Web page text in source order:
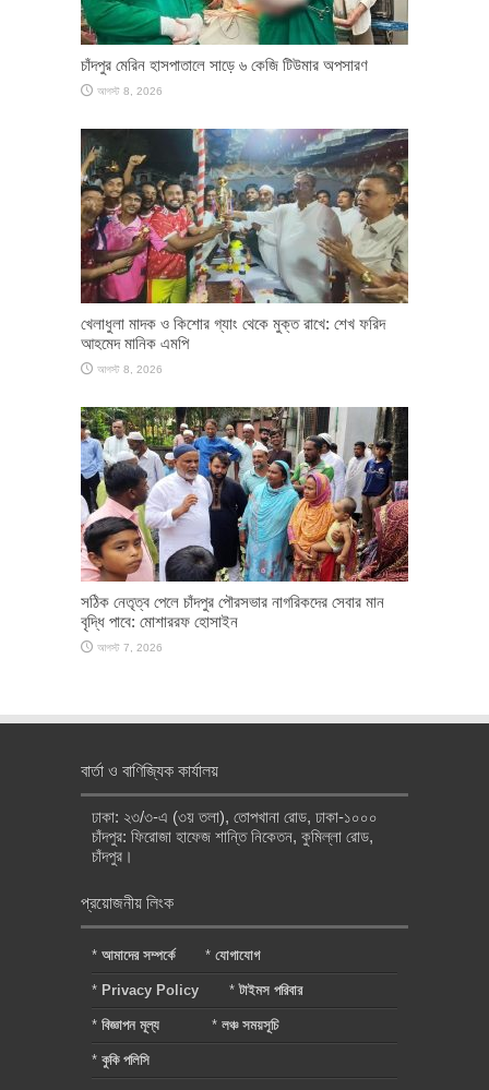
চাঁদপুর মেরিন হাসপাতালে সাড়ে ৬ কেজি টিউমার অপসারণ
আগস্ট 8, 2026
খেলাধুলা মাদক ও কিশোর গ্যাং থেকে মুক্ত রাখে: শেখ ফরিদ
আহমেদ মানিক এমপি
আগস্ট 8, 2026
সঠিক নেতৃত্ব পেলে চাঁদপুর পৌরসভার নাগরিকদের সেবার মান
বৃদ্ধি পাবে: মোশাররফ হোসাইন
আগস্ট 7, 2026
বার্তা ও বাণিজ্যিক কার্যালয়
ঢাকা: ২৩/৩-এ (৩য় তলা), তোপখানা রোড, ঢাকা-১০০০
চাঁদপুর: ফিরোজা হাফেজ শান্তি নিকেতন, কুমিল্লা রোড,
চাঁদপুর।
প্রয়োজনীয় লিংক
* আমাদের সম্পর্কে * যোগাযোগ
* Privacy Policy *টাইমস পরিবার
* বিজ্ঞাপন মূল্য * লঞ্চ সময়সূচি
* কুকি পলিসি